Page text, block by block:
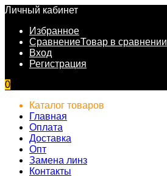
Личный кабинет
Избранное
СравнениеТовар в сравнении
Вход
Регистрация
0
Каталог товаров
Главная
Оплата
Доставка
Опт
Замена линз
Контакты